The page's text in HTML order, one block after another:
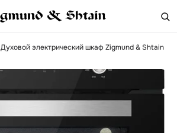
Духовой электрический шкаф Zigmund & Shtain